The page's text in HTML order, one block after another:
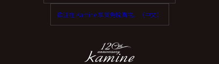
歡迎在 Kamine 享受免稅購物。（中文）